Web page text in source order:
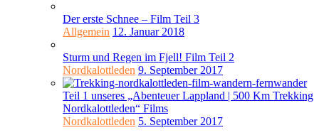
Der erste Schnee – Film Teil 3
Allgemein 12. Januar 2018
Sturm und Regen im Fjell! Film Teil 2
Nordkalottleden 9. September 2017
Teil 1 unseres „Abenteuer Lappland | 500 Km Trekking
Nordkalottleden“ Films
Nordkalottleden 5. September 2017